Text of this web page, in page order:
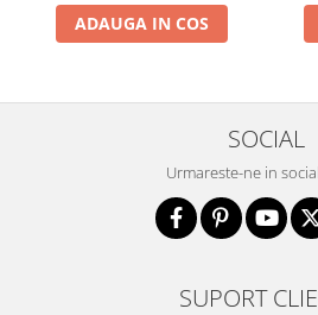
Cabluri
Carcase de tip Cage, pentru
complexe
Curatare Senzor
Microfoane / Reportofoane
Transmitator de fisiere fara fir
ADAUGA IN COS
SOCIAL
Urmareste-ne in
SUPORT